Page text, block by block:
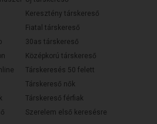
Keresztény társkereső
Fiatal társkereső
30as társkereső
Középkorú társkereső
Társkeresés 50 felett
Társkereső nők
Társkereső férfiak
Szerelem első keresésre